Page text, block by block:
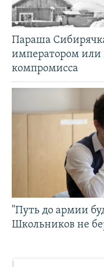
Параша
императором или
компромисса
"Путь до армии
Школьников не